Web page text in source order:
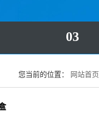
03
您当前的位置： 网站首页